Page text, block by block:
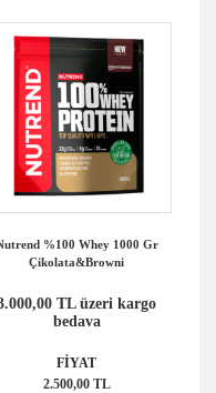
%100 Whey 1000 Gr
Çikolata&Browni
TL üzeri kargo
bedava
FİYAT
2.500,00 TL